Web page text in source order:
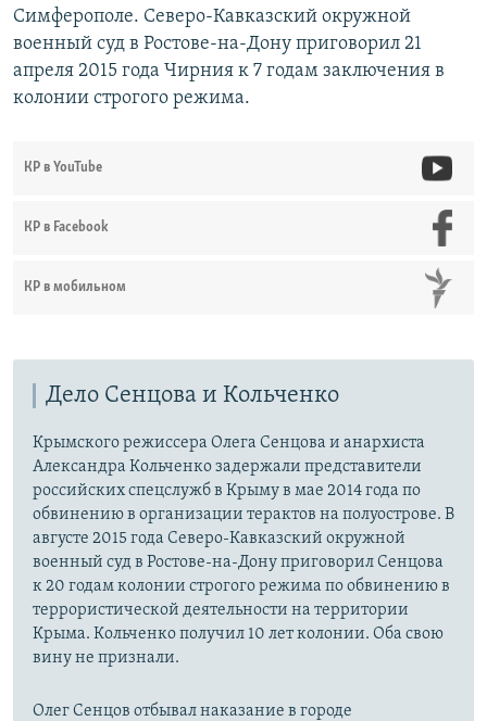
Симферополе. Северо-Кавказский окружной
военный суд в Ростове-на-Дону приговорил 21
апреля 2015 года Чирния к 7 годам заключения в
колонии строгого режима.
КР в YouTube
КР в Facebook
КР в мобильном
Дело Сенцова и Кольченко
Крымского режиссера Олега Сенцова и анархиста
Александра Кольченко задержали представители
российских спецслужб в Крыму в мае 2014 года по
обвинению в организации терактов на полуострове. В
августе 2015 года Северо-Кавказский окружной
военный суд в Ростове-на-Дону приговорил Сенцова
к 20 годам колонии строгого режима по обвинению в
террористической деятельности на территории
Крыма. Кольченко получил 10 лет колонии. Оба свою
вину не признали.
Олег Сенцов отбывал наказание в городе